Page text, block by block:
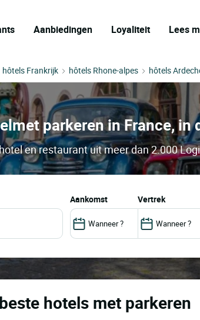
Aanbiedingen Loyaliteit Lees
hôtels Frankrijk hôtels Rhone-alpes hôtels
parkeren in France, in
en restaurant uit meer dan 2.000
aankomst vertrek
hotels met parkeren